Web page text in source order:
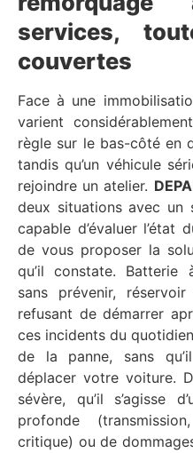
services,
couvertes
Face à une
varient
règle sur le bas-côté en
tandis qu’un véhicule
rejoindre un atelier.
deux situations avec un
capable d’évaluer l’état
de vous proposer la
qu’il constate. Batterie
sans prévenir,
refusant de démarrer
ces incidents du
de la panne, sans
déplacer votre voiture.
sévère, qu’il s’agisse
profonde
critique) ou de